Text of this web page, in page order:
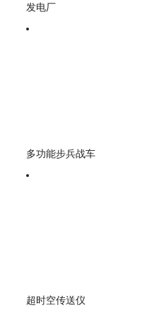
发电厂
多功能步兵战车
超时空传送仪